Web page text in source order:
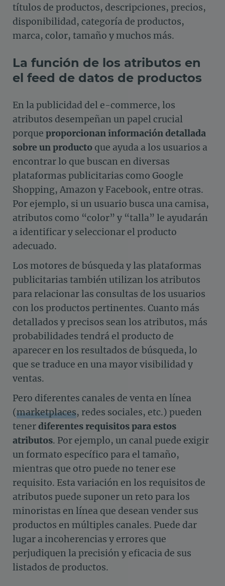
títulos de productos, descripciones, precios,
disponibilidad, categoría de productos,
marca, color, tamaño y muchos más.
La función de los atributos en
el feed de datos de productos
En la publicidad del e-commerce, los
atributos desempeñan un papel crucial
porque proporcionan información detallada
sobre un producto que ayuda a los usuarios a
encontrar lo que buscan en diversas
plataformas publicitarias como Google
Shopping, Amazon y Facebook, entre otras.
Por ejemplo, si un usuario busca una camisa,
atributos como “color” y “talla” le ayudarán
a identificar y seleccionar el producto
adecuado.
Los motores de búsqueda y las plataformas
publicitarias también utilizan los atributos
para relacionar las consultas de los usuarios
con los productos pertinentes. Cuanto más
detallados y precisos sean los atributos, más
probabilidades tendrá el producto de
aparecer en los resultados de búsqueda, lo
que se traduce en una mayor visibilidad y
ventas.
Pero diferentes canales de venta en línea
(marketplaces, redes sociales, etc.) pueden
tenerdiferentes requisitos para estos
atributos. Por ejemplo, un canal puede exigir
un formato específico para el tamaño,
mientras que otro puede no tener ese
requisito. Esta variación en los requisitos de
atributos puede suponer un reto para los
minoristas en línea que desean vender sus
productos en múltiples canales. Puede dar
lugar a incoherencias y errores que
perjudiquen la precisión y eficacia de sus
listados de productos.